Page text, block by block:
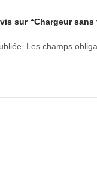
sur “Chargeur
Les champs